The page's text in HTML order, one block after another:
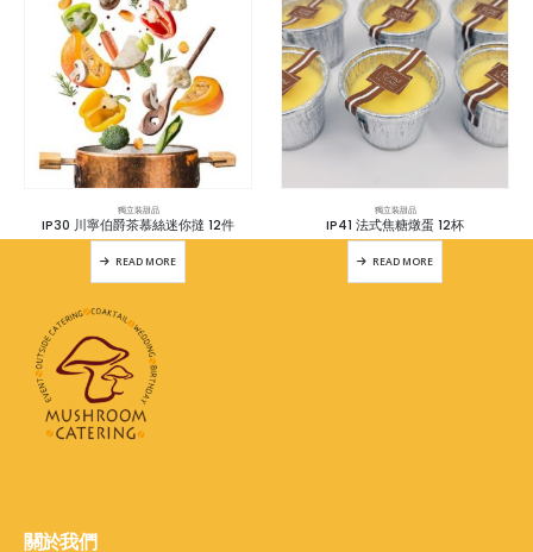
獨立裝甜品
IP30 川寧伯爵茶慕絲迷你撻 12件
READ MORE
獨立裝甜品
IP41 法式焦糖燉蛋 12杯
READ MORE
關於我們